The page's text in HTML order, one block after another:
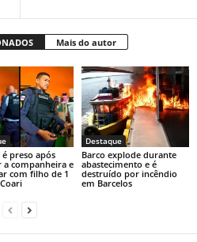
Mais do autor
preso após
a companheira e
com filho de 1
Destaque
Barco explode durante
abastecimento e é
destruído por incêndio
em Barcelos